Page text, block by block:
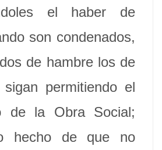
el haber de
son condenados,
de hambre los de
permitiendo el
de la Obra Social;
hecho de que no